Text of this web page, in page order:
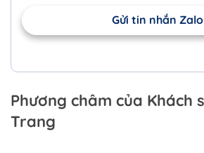
Gửi tin nhắn Zalo
Phương châm của Khách
Trang